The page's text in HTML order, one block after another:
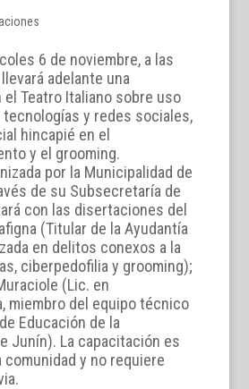
6 de noviembre, a las
adelante una
Teatro Italiano sobre uso
y redes sociales,
hincapié en el
y el grooming.
por la Municipalidad de
de su Subsecretaría de
con las disertaciones del
(Titular de la Ayudantía
en delitos conexos a la
ciberpedofilia y grooming);
(Lic. en
miembro del equipo técnico
Educación de la
Junín). La capacitación es
comunidad y no requiere